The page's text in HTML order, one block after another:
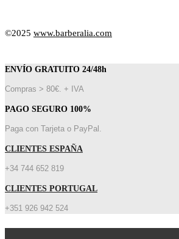
©2025 www.barberalia.com
ENVÍO GRATUITO 24/48h
Compras > 80€. + IVA
PAGO SEGURO 100%
Paga con Tarjeta o PayPal.
CLIENTES ESPAÑA
+34 744 652 819
CLIENTES PORTUGAL
+351 926 942 524